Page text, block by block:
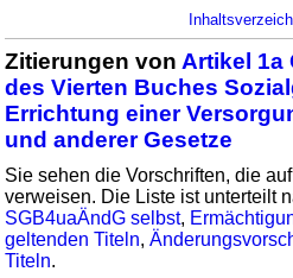
Zitierungen von Artikel 1a
des Vierten Buches
Errichtung einer
und anderer Gesetze
Sie sehen die Vorschriften, die
verweisen. Die Liste ist unterteilt
SGB4uaÄndG selbst,
geltenden Titeln,
Titeln.